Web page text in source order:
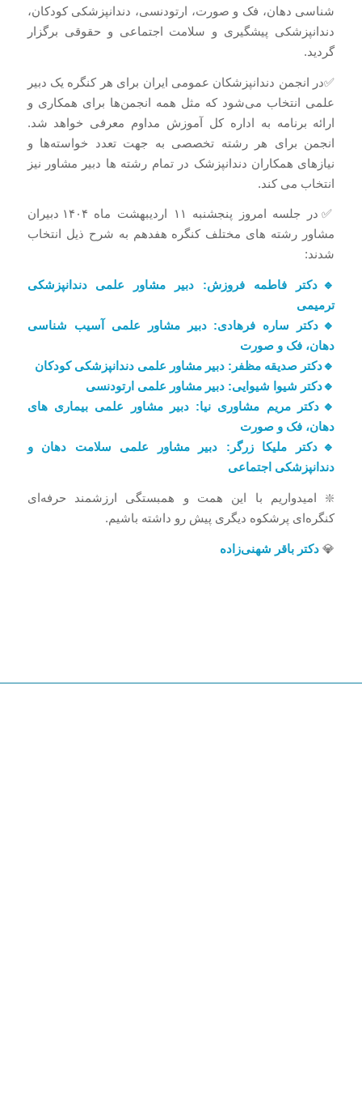
شناسی دهان، فک و صورت، ارتودنسی، دندانپزشکی کودکان،
دندانپزشکی پیشگیری و سلامت اجتماعی و حقوقی برگزار
گردید.
✅در انجمن دندانپزشکان عمومی ایران برای هر کنگره یک دبیر
علمی انتخاب می‌شود که مثل همه انجمن‌ها برای همکاری و
ارائه برنامه به اداره کل آموزش مداوم معرفی خواهد شد.
انجمن برای هر رشته تخصصی به جهت تعدد خواسته‌ها و
نیازهای همکاران دندانپزشک در تمام رشته ها دبیر مشاور نیز
انتخاب می کند.
✅در جلسه امروز پنجشنبه ۱۱ اردیبهشت ماه ۱۴۰۴ دبیران
مشاور رشته های مختلف کنگره هفدهم به شرح ذیل انتخاب
شدند:
🔹دکتر فاطمه فروزش: دبیر مشاور علمی دندانپزشکی
ترمیمی
🔹دکتر ساره فرهادی: دبیر مشاور علمی آسیب شناسی
دهان، فک و صورت
🔹دکتر صدیقه مظفر: دبیر مشاور علمی دندانپزشکی کودکان
🔹دکتر شیوا شیوایی: دبیر مشاور علمی ارتودنسی
🔹دکتر مریم مشاوری نیا: دبیر مشاور علمی بیماری های
دهان، فک و صورت
🔹دکتر ملیکا زرگر: دبیر مشاور علمی سلامت دهان و
دندانپزشکی اجتماعی
❇️ امیدواریم با این همت و همبستگی ارزشمند حرفه‌ای
کنگره‌ای پرشکوه دیگری پیش رو داشته باشیم.
💎 دکتر باقر شهنی‌زاده